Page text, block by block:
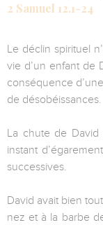
2 Samuel 12.1-24
Le déclin spirituel
vie d’un enfant de
conséquence
de désobéissances.
La chute de David
instant
successives.
David avait bien
nez et à la barbe